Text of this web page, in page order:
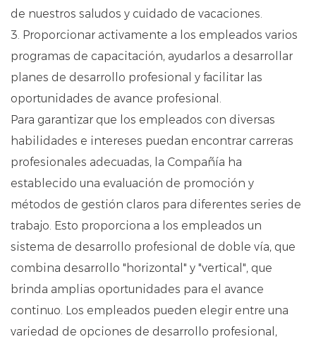
de nuestros saludos y cuidado de vacaciones.
3. Proporcionar activamente a los empleados varios
programas de capacitación, ayudarlos a desarrollar
planes de desarrollo profesional y facilitar las
oportunidades de avance profesional.
Para garantizar que los empleados con diversas
habilidades e intereses puedan encontrar carreras
profesionales adecuadas, la Compañía ha
establecido una evaluación de promoción y
métodos de gestión claros para diferentes series de
trabajo. Esto proporciona a los empleados un
sistema de desarrollo profesional de doble vía, que
combina desarrollo "horizontal" y "vertical", que
brinda amplias oportunidades para el avance
continuo. Los empleados pueden elegir entre una
variedad de opciones de desarrollo profesional,